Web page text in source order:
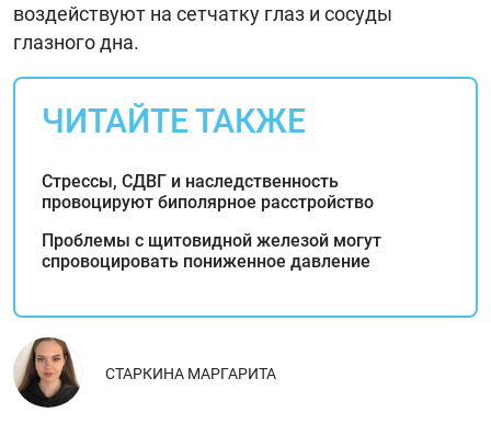
воздействуют на сетчатку глаз и сосуды
глазного дна.
ЧИТАЙТЕ ТАКЖЕ
Стрессы, СДВГ и наследственность
провоцируют биполярное расстройство
Проблемы с щитовидной железой могут
спровоцировать пониженное давление
СТАРКИНА МАРГАРИТА